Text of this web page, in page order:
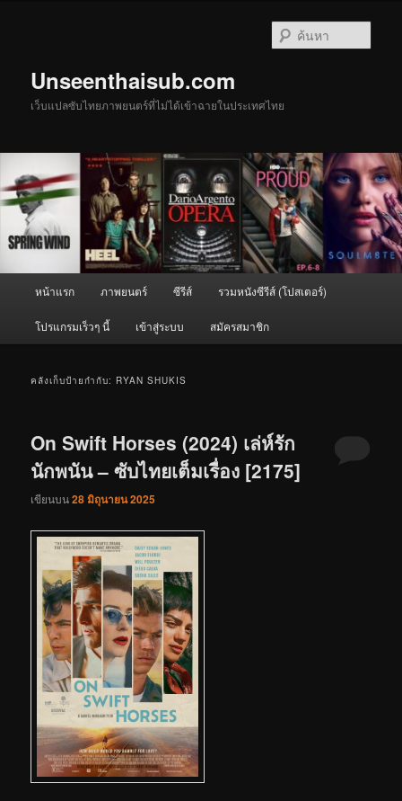
Unseenthaisub.com
เว็บแปลซับไทยภาพยนตร์ที่ไม่ได้เข้าฉายในประเทศไทย
หน้าแรก ภาพยนตร์ ซีรีส์ รวมหนังซีรีส์ (โปสเตอร์)
โปรแกรมเร็วๆ นี้ เข้าสู่ระบบ สมัครสมาชิก
คลังเก็บป้ายกำกับ: RYAN SHUKIS
On Swift Horses (2024) เล่ห์รัก
นักพนัน – ซับไทยเต็มเรื่อง [2175]
เขียนบน28 มิถุนายน 2025